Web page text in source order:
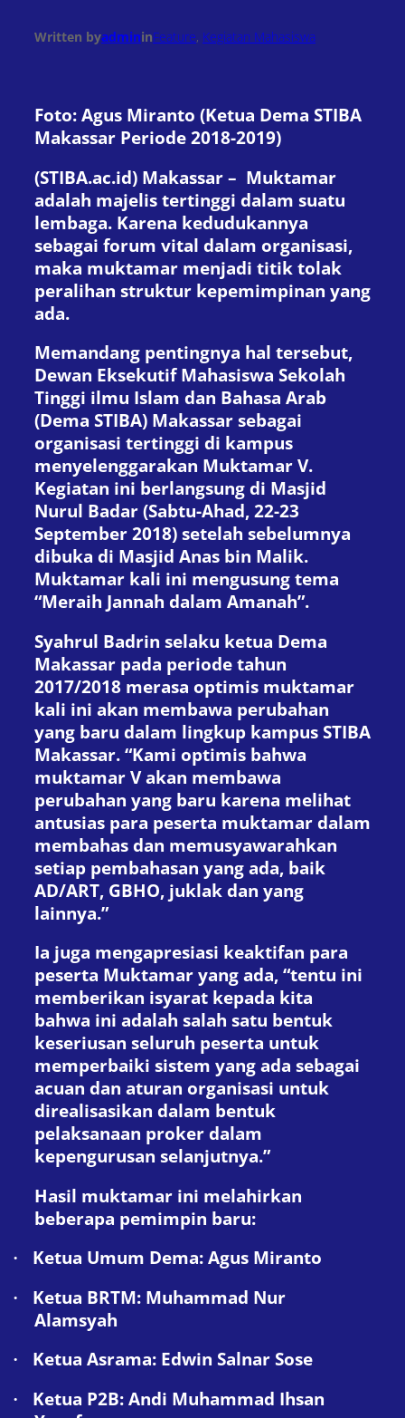
Written byadmininFeature, Kegiatan Mahasiswa
Foto: Agus Miranto (Ketua Dema STIBA
Makassar Periode 2018-2019)
(STIBA.ac.id) Makassar – Muktamar
adalah majelis tertinggi dalam suatu
lembaga. Karena kedudukannya
sebagai forum vital dalam organisasi,
maka muktamar menjadi titik tolak
peralihan struktur kepemimpinan yang
ada.
Memandang pentingnya hal tersebut,
Dewan Eksekutif Mahasiswa Sekolah
Tinggi ilmu Islam dan Bahasa Arab
(Dema STIBA) Makassar sebagai
organisasi tertinggi di kampus
menyelenggarakan Muktamar V.
Kegiatan ini berlangsung di Masjid
Nurul Badar (Sabtu-Ahad, 22-23
September 2018) setelah sebelumnya
dibuka di Masjid Anas bin Malik.
Muktamar kali ini mengusung tema
“Meraih Jannah dalam Amanah”.
Syahrul Badrin selaku ketua Dema
Makassar pada periode tahun
2017/2018 merasa optimis muktamar
kali ini akan membawa perubahan
yang baru dalam lingkup kampus STIBA
Makassar. “Kami optimis bahwa
muktamar V akan membawa
perubahan yang baru karena melihat
antusias para peserta muktamar dalam
membahas dan memusyawarahkan
setiap pembahasan yang ada, baik
AD/ART, GBHO, juklak dan yang
lainnya.”
Ia juga mengapresiasi keaktifan para
peserta Muktamar yang ada, “tentu ini
memberikan isyarat kepada kita
bahwa ini adalah salah satu bentuk
keseriusan seluruh peserta untuk
memperbaiki sistem yang ada sebagai
acuan dan aturan organisasi untuk
direalisasikan dalam bentuk
pelaksanaan proker dalam
kepengurusan selanjutnya.”
Hasil muktamar ini melahirkan
beberapa pemimpin baru:
· Ketua Umum Dema: Agus Miranto
·
Ketua BRTM: Muhammad Nur
Alamsyah
· Ketua Asrama: Edwin Salnar Sose
·
Ketua P2B: Andi Muhammad Ihsan